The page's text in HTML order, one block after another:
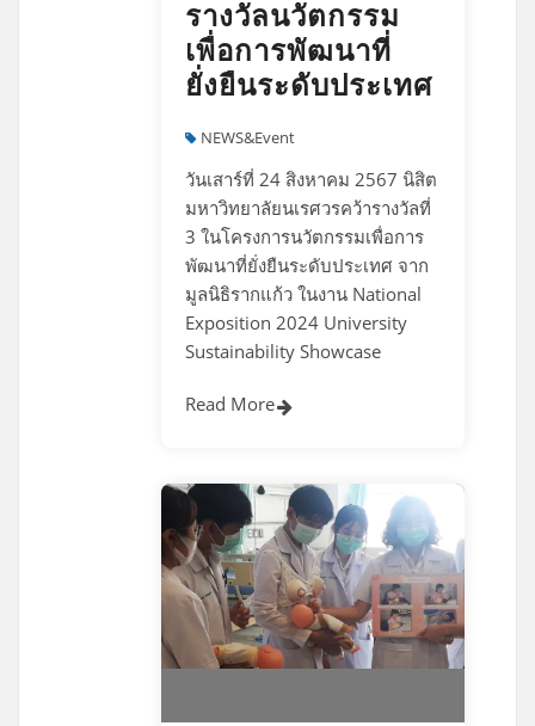
รางวัลนวัตกรรม
เพื่อการพัฒนาที่
ยั่งยืนระดับประเทศ
NEWS&Event
วันเสาร์ที่ 24 สิงหาคม 2567 นิสิต
มหาวิทยาลัยนเรศวรคว้ารางวัลที่
3 ในโครงการนวัตกรรมเพื่อการ
พัฒนาที่ยั่งยืนระดับประเทศ จาก
มูลนิธิรากแก้ว ในงาน National
Exposition 2024 University
Sustainability Showcase
Read More